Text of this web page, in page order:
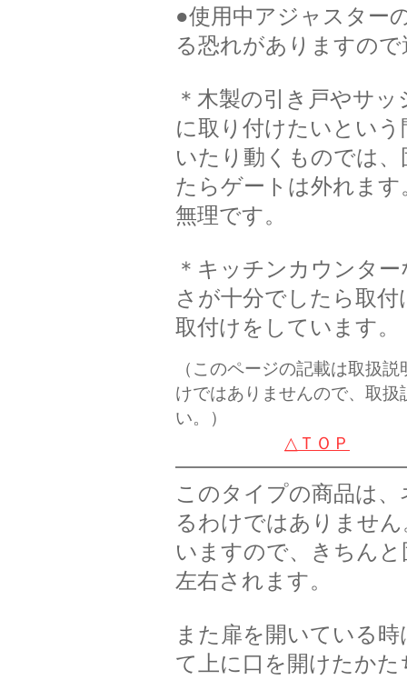
●使用中アジャスター
る恐れがありますの
＊木製の引き戸やサ
に取り付けたいとい
いたり動くものでは
たらゲートは外れま
無理です。
＊キッチンカウンタ
さが十分でしたら取
取付けをしています。
（このページの記載は取扱
けではありませんので、取
い。）
△ＴＯＰ
このタイプの商品は
るわけではありませ
いますので、きちん
左右されます。
また扉を開いている
て上に口を開けたか